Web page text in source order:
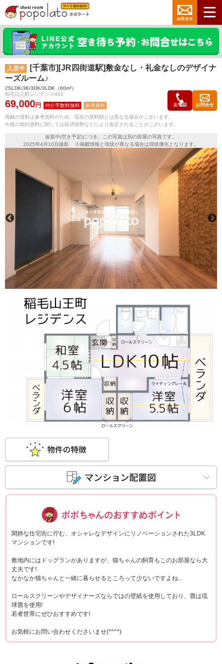
入居中
[千葉市][JR四街道駅]敷金なし・礼金なしのデザイナ
ーズルーム♪
2SLDK/3K/3DK/3LDK（60m²）
稲毛山王町レジデンス402
69,000円 参考賃料 お電話 お問合せ
掲載の賃料は参考賃料のため、現在の賃料額とは異なる場合がございます。
今後の契約賃料に関しては経済情勢などにより改定されることがございます。
改装中(空き予定)につき、この写真は別の部屋の写真です。
2025年4月10日撮影 ※掲載情報と現状が異なる場合は現状優先となります。
閑静な住宅街に佇む、オシャレなデザインにリノベーションされた3LDK
マンションです!
敷地内にはドッグランがありますが、猫ちゃんの飼育もこのお部屋なら大
丈夫です!
なかなか猫ちゃんと一緒に暮らせるところって少ないですよね...
ロールスクリーンやデザイナーズならではの壁紙を使用しており、畳は琉
球畳を使用!
若者世帯にぜひおすすめです!
お気軽にお問い合わせくださいませ(*^^*)